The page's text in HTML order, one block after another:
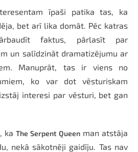
īpaši patika tas, ka
bet arī lika domāt. Pēc katras
faktus, pārlasīt par
un salīdzināt dramatizējumu ar
Manuprāt, tas ir viens no
ko var dot vēsturiskam
interesi par vēsturi, bet gan
ka The Serpent Queen man atstāja
nekā sākotnēji gaidīju. Tas nav